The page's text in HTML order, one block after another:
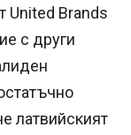
United Brands
с други
латвийският